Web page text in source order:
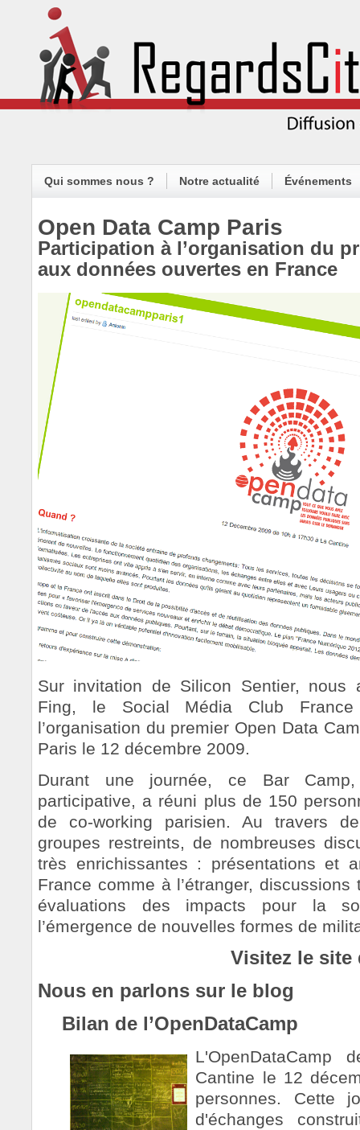
Qui sommes nous ? Notre actualité Événements
Open Data Camp Paris
Participation à l’organisation du
aux données ouvertes en France
Sur invitation de Silicon Sentier, nous
Fing, le Social Média Club
l’organisation du premier Open Data
Paris le 12 décembre 2009.
Durant une journée, ce Bar
participative, a réuni plus de 150
de co-working parisien. Au travers
groupes restreints, de nombreuses
très enrichissantes : présentations et
France comme à l’étranger,
évaluations des impacts pour la
l’émergence de nouvelles formes de
Visitez le site
Nous en parlons sur le blog
Bilan de l’OpenDataCamp
Cantine le 12
personnes. Cette
d'échanges